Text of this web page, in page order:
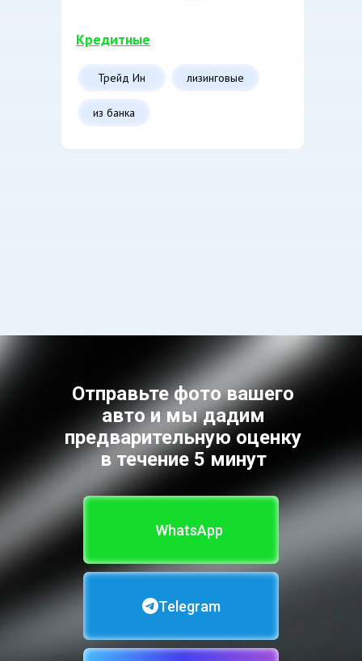
Кредитные
Трейд Ин лизинговые
из банка
Отправьте фото вашего
авто и мы дадим
предварительную оценку
в течение 5 минут
Telegram
WhatsApp